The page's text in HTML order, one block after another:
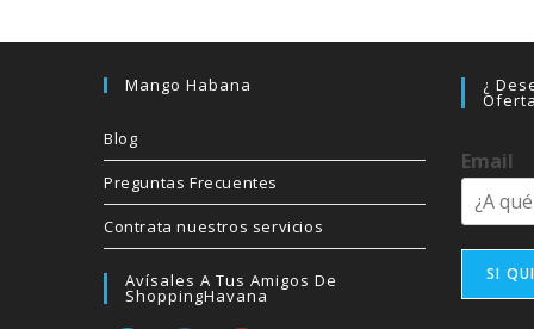
Mango Habana
Blog
Preguntas Frecuentes
Contrata nuestros servicios
Avísales A Tus Amigos De
ShoppingHavana
¿
Email
SI